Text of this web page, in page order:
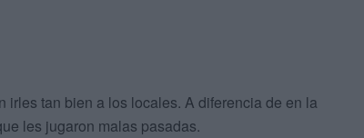
tan bien a los locales. A diferencia de en la
les jugaron malas pasadas.